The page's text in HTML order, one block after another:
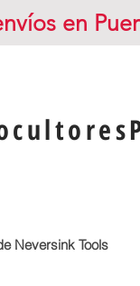
en
Neversink Tools